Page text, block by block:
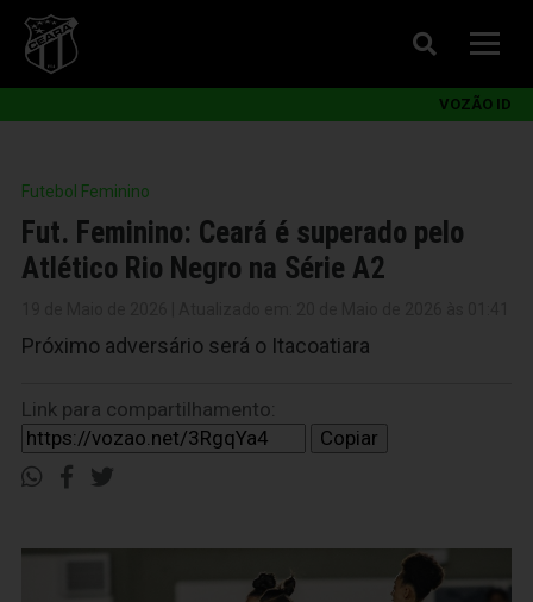
VOZÃO ID
Futebol Feminino
Fut. Feminino: Ceará é superado pelo
Atlético Rio Negro na Série A2
Próximo adversário será o Itacoatiara
Link para compartilhamento:
Copiar